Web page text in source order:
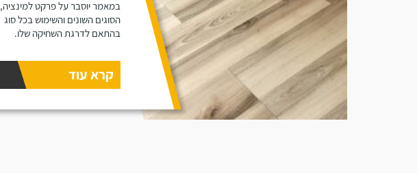
במאמר יוסבר על פרקט למינציה,
הסוגים השונים והשימוש בכל סוג
בהתאם לדרגת השחיקה שלו.
קרא עוד